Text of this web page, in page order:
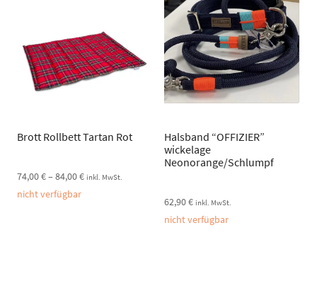
Brott Rollbett Tartan Rot
74,00€– 84,00€ inkl. MwSt.
nicht verfügbar
Halsband “OFFIZIER”
wickelage
Neonorange/Schlumpf
62,90€ inkl. MwSt.
nicht verfügbar